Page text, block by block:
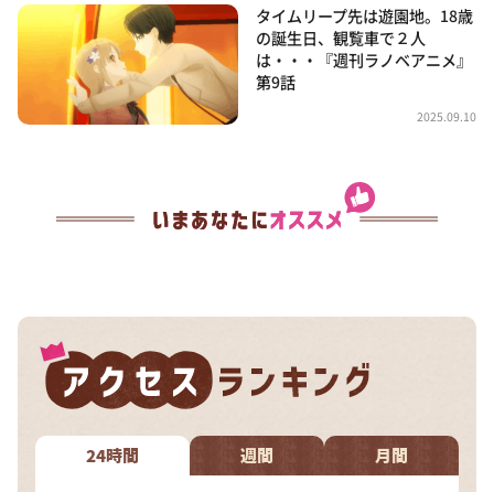
タイムリープ先は遊園地。18歳
の誕生日、観覧車で２人
は・・・『週刊ラノベアニメ』
第9話
2025.09.10
24時間 週間 月間